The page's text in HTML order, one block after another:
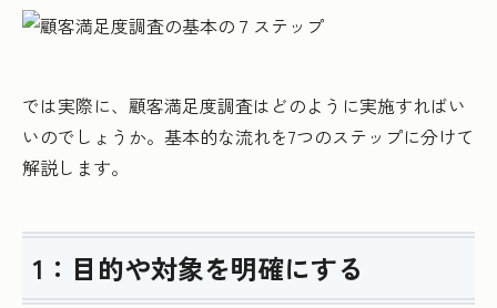
では実際に、顧客満足度調査はどのように実施すればい
いのでしょうか。基本的な流れを7つのステップに分けて
解説します。
1：目的や対象を明確にする